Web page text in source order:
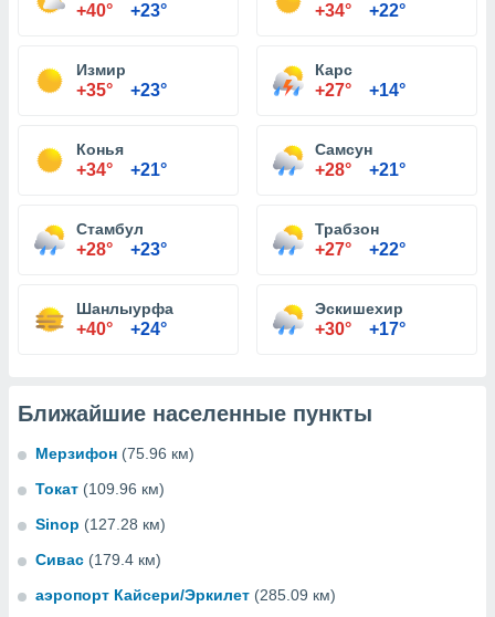
+40° +23° +34° +22°
Измир
+35° +23°
Карс
+27° +14°
Конья
+34° +21°
Самсун
+28° +21°
Стамбул
+28° +23°
Трабзон
+27° +22°
Шанлыурфа
+40° +24°
Эскишехир
+30° +17°
Ближайшие населенные пункты
Мерзифон (75.96 км)
Токат (109.96 км)
Sinop (127.28 км)
Сивас (179.4 км)
аэропорт Кайсери/Эркилет (285.09 км)